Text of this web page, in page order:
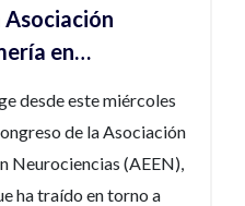
Asociación
en
desde este miércoles
de la Asociación
Neurociencias (AEEN),
ha traído en torno a